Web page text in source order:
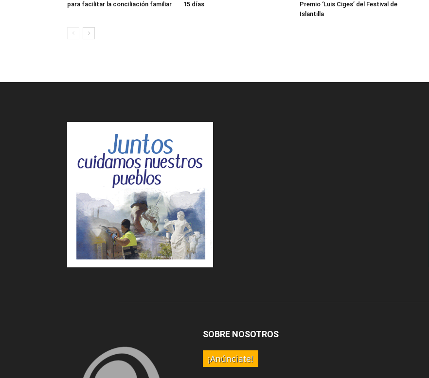
para facilitar la conciliación familiar
15 días
Premio ‘Luis Ciges’ del Festival de
Islantilla
SOBRE NOSOTROS
¡Anúnciate!